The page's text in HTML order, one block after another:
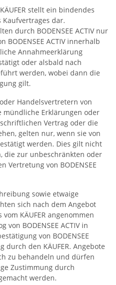
stellt ein bindendes
Kaufvertrages dar.
durch BODENSEE ACTIV nur
BODENSEE ACTIV innerhalb
Annahmeerklärung
oder alsbald nach
werden, wobei dann die
gilt.
Handelsvertretern von
mündliche Erklärungen oder
Vertrag oder die
gelten nur, wenn sie von
werden. Dies gilt nicht
die zur unbeschränkten oder
Vertretung von BODENSEE
sowie etwaige
sich nach dem Angebot
vom KÄUFER angenommen
BODENSEE ACTIV in
von BODENSEE
durch den KÄUFER. Angebote
zu behandeln und dürfen
Zustimmung durch
werden.